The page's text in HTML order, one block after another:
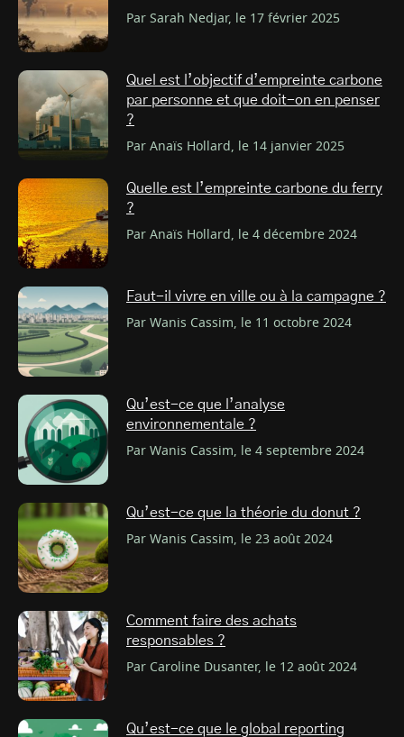
Par Sarah Nedjar, le 17 février 2025
Quel est l’objectif d’empreinte carbone
par personne et que doit-on en penser
?
Par Anaïs Hollard, le 14 janvier 2025
Quelle est l’empreinte carbone du ferry
?
Par Anaïs Hollard, le 4 décembre 2024
Faut-il vivre en ville ou à la campagne ?
Par Wanis Cassim, le 11 octobre 2024
Qu’est-ce que l’analyse
environnementale ?
Par Wanis Cassim, le 4 septembre 2024
Qu’est-ce que la théorie du donut ?
Par Wanis Cassim, le 23 août 2024
Comment faire des achats
responsables ?
Par Caroline Dusanter, le 12 août 2024
Qu’est-ce que le global reporting